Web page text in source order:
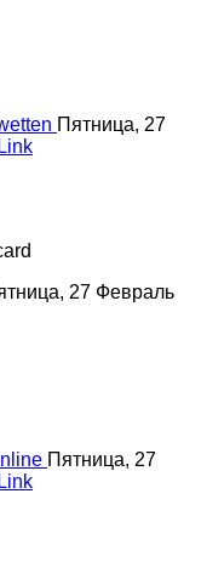
Пятница, 27
27 Февраль
Пятница, 27